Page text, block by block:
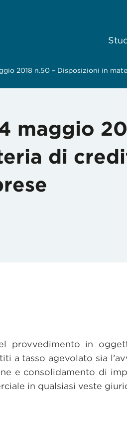
2018 n.50 – Disposizioni in
maggio
di
provvedimento in
a tasso agevolato sia
e consolidamento di
in qualsiasi veste